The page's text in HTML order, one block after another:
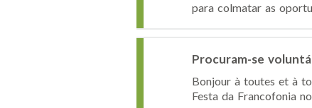
para colmatar as
Procuram-se
Bonjour à toutes et à
Festa da Francofonia